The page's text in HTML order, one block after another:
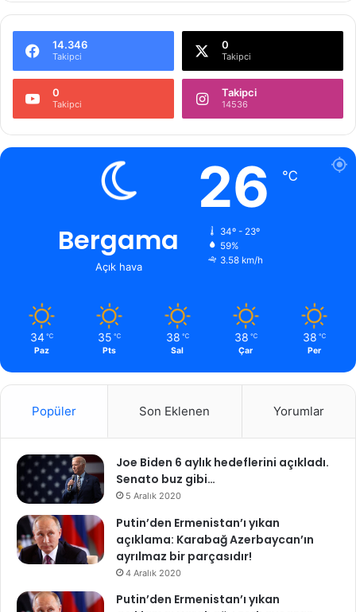
14.346
Takipci
0
Takipci
0
Takipci
Takipci
14536
Bergama
Açık hava
26 ℃
34º - 23º
59%
3.58 km/h
34 ℃
Paz
35 ℃
Pts
38 ℃
Sal
38 ℃
Çar
38 ℃
Per
Popüler Son Eklenen Yorumlar
Joe Biden 6 aylık hedeflerini açıkladı.
Senato buz gibi…
5 Aralık 2020
Putin’den Ermenistan’ı yıkan
açıklama: Karabağ Azerbaycan’ın
ayrılmaz bir parçasıdır!
4 Aralık 2020
Putin’den Ermenistan’ı yıkan